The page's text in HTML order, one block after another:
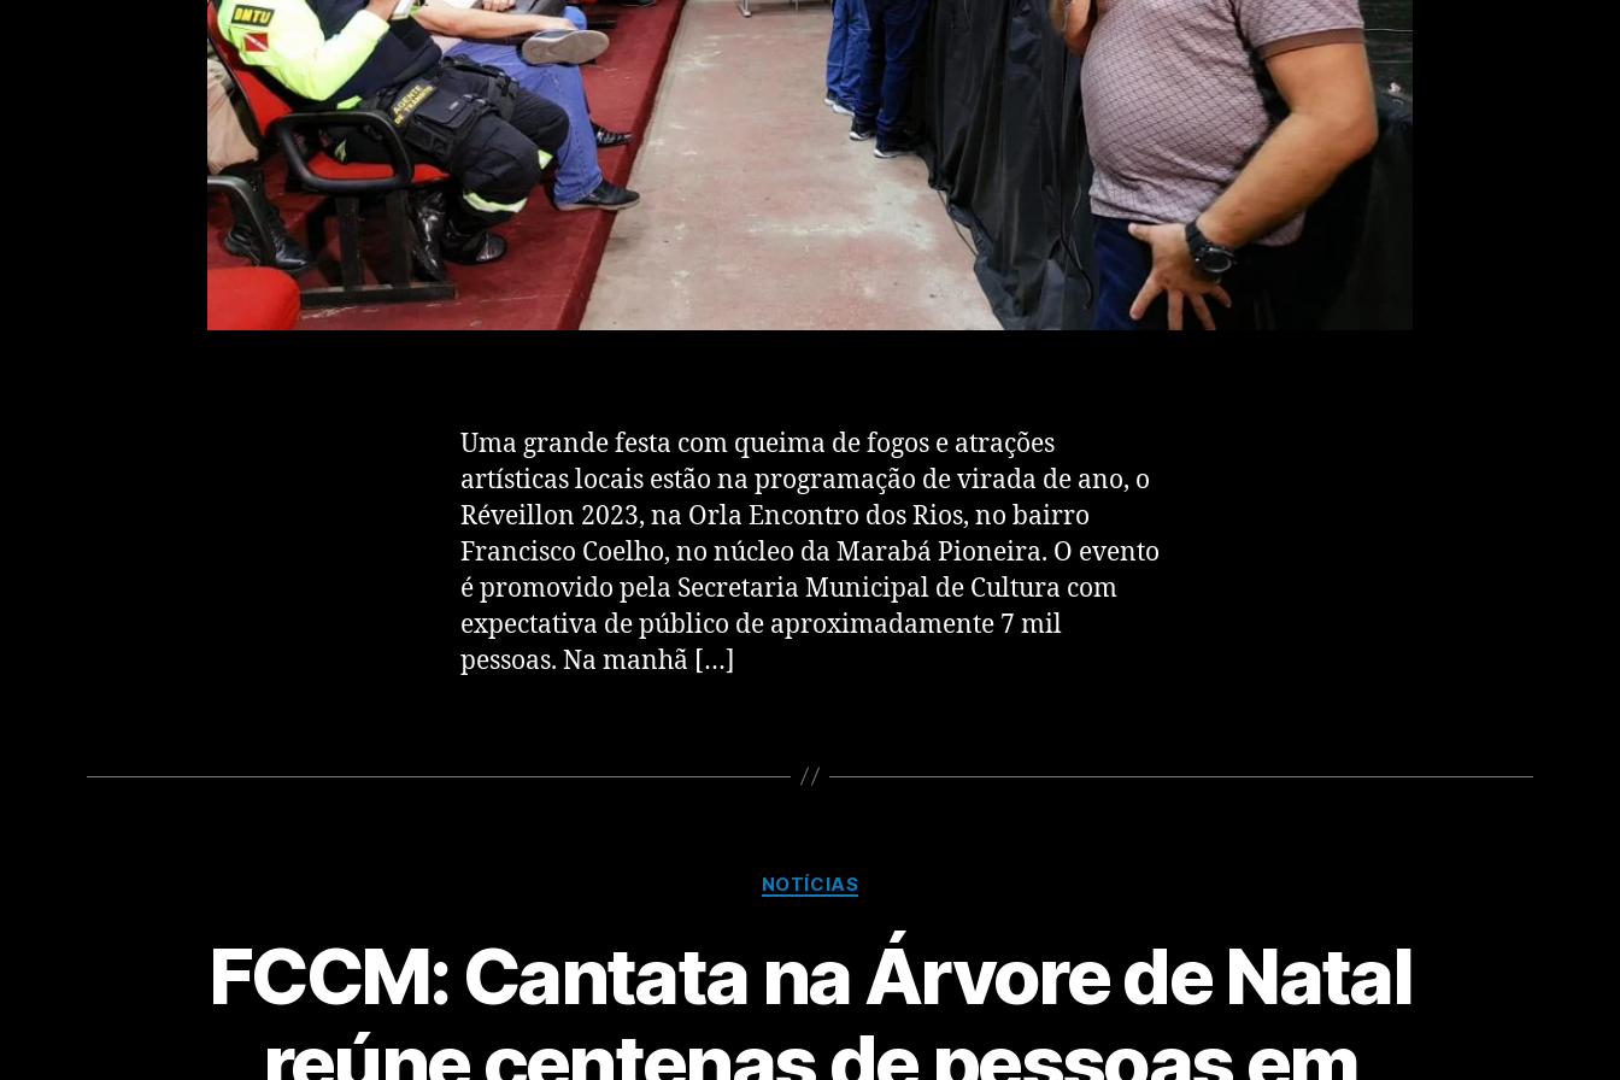
Uma grande festa com queima de fogos e atrações
artísticas locais estão na programação de virada de ano, o
Réveillon 2023, na Orla Encontro dos Rios, no bairro
Francisco Coelho, no núcleo da Marabá Pioneira. O evento
é promovido pela Secretaria Municipal de Cultura com
expectativa de público de aproximadamente 7 mil
pessoas. Na manhã […]
NOTÍCIAS
FCCM: Cantata na Árvore de Natal